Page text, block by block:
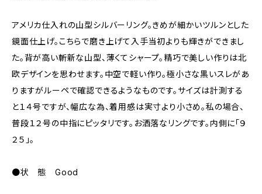
アメリカ仕入れの山型シルバーリング。きめが細かいツルンとした
鏡面仕上げ。こちらで磨き上げて入手当初よりも輝きができまし
た。背が高い斬新な山型、薄くてシャープ。精巧で美しい作りは北
欧デザインを思わせます。中空で軽い作り。極小さな黒いスレがあ
りますがルーペで確認できるようなものです。サイズは計測する
と１４号ですが、幅広な為、着用感は実寸より小さめ。私の場合、
普段１２号の中指にピッタリです。お洒落なリングです。内側に「９
２５」。
●状 態 Good